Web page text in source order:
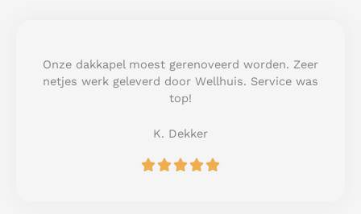
Onze dakkapel moest gerenoveerd worden. Zeer
netjes werk geleverd door Wellhuis. Service was
top!
K. Dekker
R